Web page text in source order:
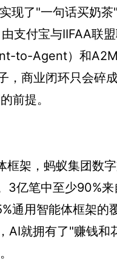
现了"一句话买奶
支付宝与IIFAA联
to-Agent）和
，商业闭环只会碎
前提。
架，蚂蚁集团数
3亿笔中至少90%
用智能体框架的
就拥有了"赚钱